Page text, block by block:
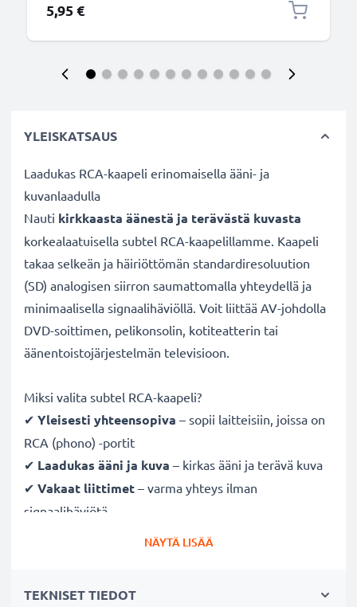
5,95 €
YLEISKATSAUS
Laadukas RCA-kaapeli erinomaisella ääni- ja
kuvanlaadulla
Nauti kirkkaasta äänestä ja terävästä kuvasta
korkealaatuisella subtel RCA-kaapelillamme. Kaapeli
takaa selkeän ja häiriöttömän standardiresoluution
(SD) analogisen siirron saumattomalla yhteydellä ja
minimaalisella signaalihäviöllä. Voit liittää AV-johdolla
DVD-soittimen, pelikonsolin, kotiteatterin tai
äänentoistojärjestelmän televisioon.
Miksi valita subtel RCA-kaapeli?
✔ Yleisesti yhteensopiva – sopii laitteisiin, joissa on
RCA (phono) -portit
✔ Laadukas ääni ja kuva – kirkas ääni ja terävä kuva
✔ Vakaat liittimet – varma yhteys ilman
signaalihäviötä
– laadukkaasti valmistettu ja pitkäikäinen
Täysin yhteensopiva seuraavien laitteiden kanssa:
NÄYTÄ LISÄÄ
TEKNISET TIEDOT